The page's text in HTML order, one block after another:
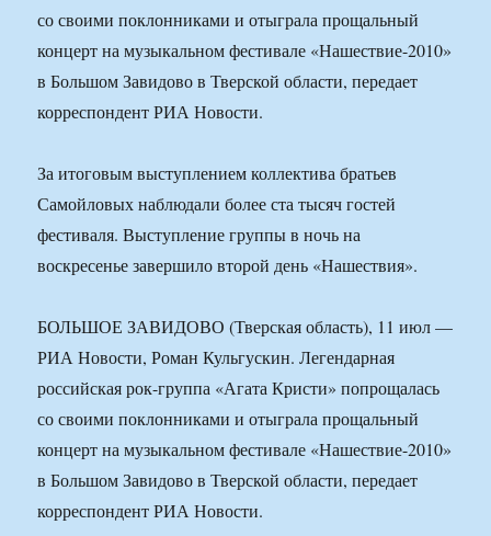
со своими поклонниками и отыграла прощальный
концерт на музыкальном фестивале «Нашествие-2010»
в Большом Завидово в Тверской области, передает
корреспондент РИА Новости.
За итоговым выступлением коллектива братьев
Самойловых наблюдали более ста тысяч гостей
фестиваля. Выступление группы в ночь на
воскресенье завершило второй день «Нашествия».
БОЛЬШОЕ ЗАВИДОВО (Тверская область), 11 июл —
РИА Новости, Роман Кульгускин. Легендарная
российская рок-группа «Агата Кристи» попрощалась
со своими поклонниками и отыграла прощальный
концерт на музыкальном фестивале «Нашествие-2010»
в Большом Завидово в Тверской области, передает
корреспондент РИА Новости.